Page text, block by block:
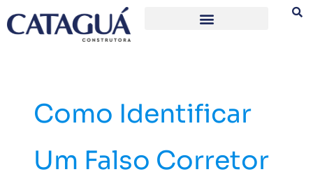
para
Como Identificar
Um Falso Corretor